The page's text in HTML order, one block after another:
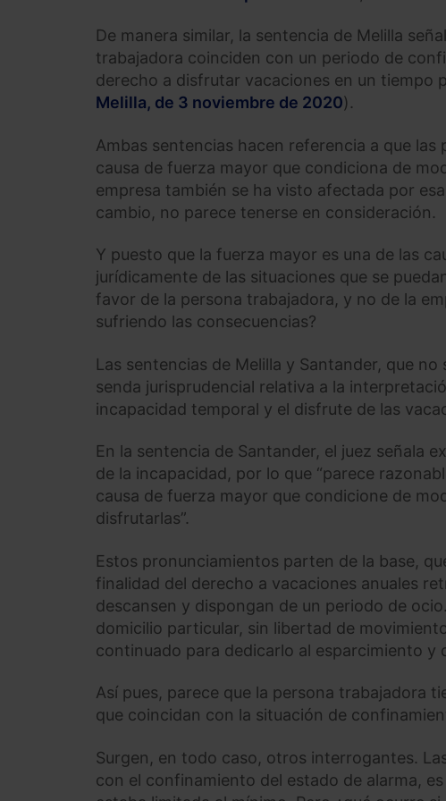
De manera similar, la sentencia de Melilla
trabajadora coinciden con un periodo de
derecho a disfrutar vacaciones en un tiempo
Melilla, de 3 noviembre de 2020).
Ambas sentencias hacen referencia a que
causa de fuerza mayor que condiciona de
empresa también se ha visto afectada por
cambio, no parece tenerse en consideración.
Y puesto que la fuerza mayor es una de las
jurídicamente de las situaciones que se
favor de la persona trabajadora, y no de la
sufriendo las consecuencias?
Las sentencias de Melilla y Santander, que
senda jurisprudencial relativa a la
incapacidad temporal y el disfrute de las
En la sentencia de Santander, el juez señala
de la incapacidad, por lo que “parece
causa de fuerza mayor que condicione de
disfrutarlas”.
Estos pronunciamientos parten de la base,
finalidad del derecho a vacaciones anuales
descansen y dispongan de un periodo de
domicilio particular, sin libertad de
continuado para dedicarlo al esparcimiento y
Así pues, parece que la persona trabajadora
que coincidan con la situación de
Surgen, en todo caso, otros interrogantes.
con el confinamiento del estado de alarma,